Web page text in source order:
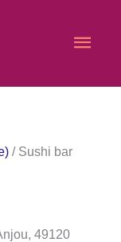
/ Sushi bar
49120